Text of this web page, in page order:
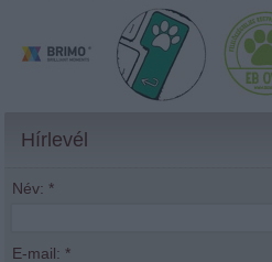
Hírlevél
Név: *
E-mail: *